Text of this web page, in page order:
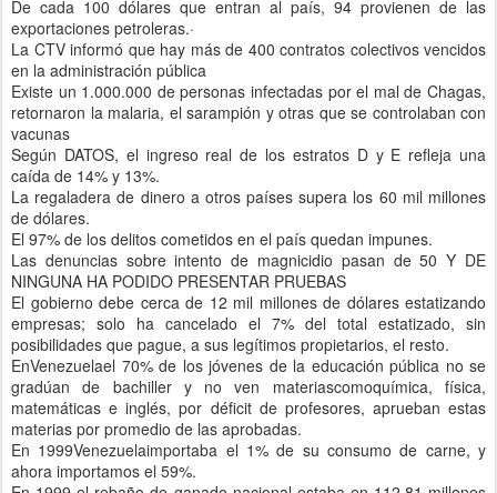
De cada 100 dólares que entran al país, 94 provienen de las
exportaciones petroleras.·
La CTV informó que hay más de 400 contratos colectivos vencidos
en la administración pública
Existe un 1.000.000 de personas infectadas por el mal de Chagas,
retornaron la malaria, el sarampión y otras que se controlaban con
vacunas
Según DATOS, el ingreso real de los estratos D y E refleja una
caída de 14% y 13%.
La regaladera de dinero a otros países supera los 60 mil millones
de dólares.
El 97% de los delitos cometidos en el país quedan impunes.
Las denuncias sobre intento de magnicidio pasan de 50 Y DE
NINGUNA HA PODIDO PRESENTAR PRUEBAS
El gobierno debe cerca de 12 mil millones de dólares estatizando
empresas; solo ha cancelado el 7% del total estatizado, sin
posibilidades que pague, a sus legítimos propietarios, el resto.
EnVenezuelael 70% de los jóvenes de la educación pública no se
gradúan de bachiller y no ven materiascomoquímica, física,
matemáticas e inglés, por déficit de profesores, aprueban estas
materias por promedio de las aprobadas.
En 1999Venezuelaimportaba el 1% de su consumo de carne, y
ahora importamos el 59%.